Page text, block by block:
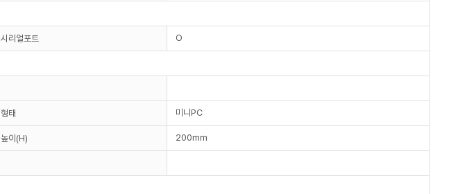
시리얼포트 O
형태 미니PC
높이(H) 200mm